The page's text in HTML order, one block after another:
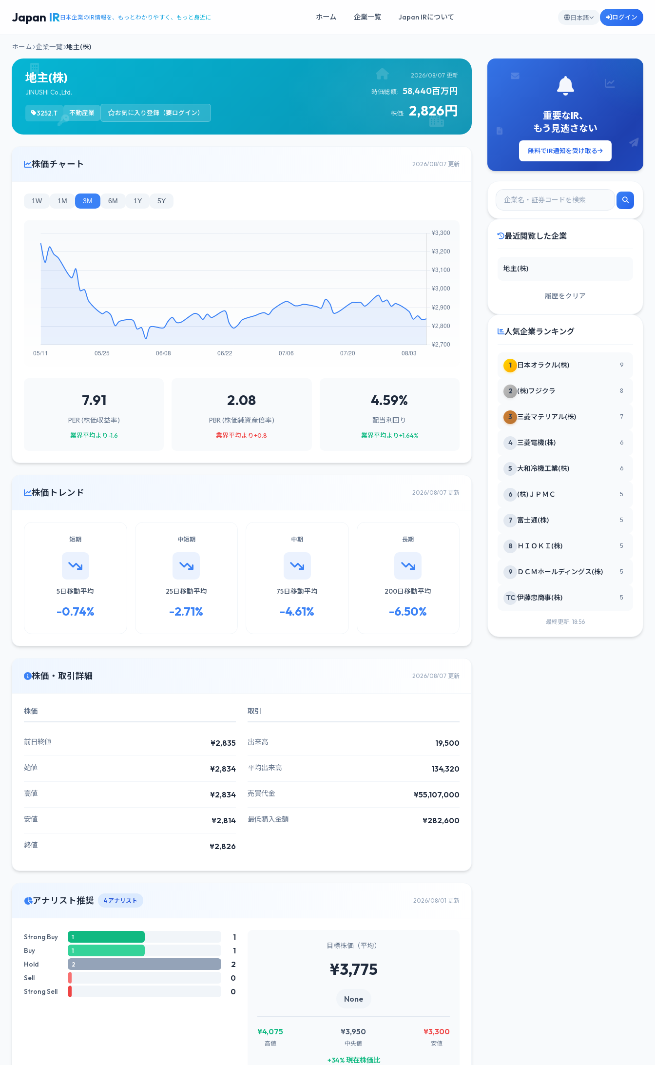
Japan IR日本企業のIR情報を、もっとわかりやすく、もっと身近に ホーム 企業一覧 Japan IRについて 日本語 ログイン
ホーム 企業一覧 地主(株)
地主(株)
JINUSHI Co.,Ltd.
3252.T 不動産業 お気に入り登録（要ログイン）
2026/08/07 更新
時価総額: 58,440百万円
株価: 2,826円
株価チャート 2026/08/07 更新
1W 1M 3M 6M 1Y 5Y
7.91
PER (株価収益率)
業界平均より-1.6
2.08
PBR (株価純資産倍率)
業界平均より+0.8
4.59%
配当利回り
業界平均より+1.64%
株価トレンド 2026/08/07 更新
短期
5日移動平均
-0.74%
中短期
25日移動平均
-2.71%
中期
75日移動平均
-4.61%
長期
200日移動平均
-6.50%
株価・取引詳細 2026/08/07 更新
株価
前日終値 ¥2,835
始値 ¥2,834
高値 ¥2,834
安値 ¥2,814
終値 ¥2,826
取引
出来高 19,500
平均出来高 134,320
売買代金 ¥55,107,000
最低購入金額 ¥282,600
アナリスト推奨 4 アナリスト 2026/08/01 更新
Strong Buy 1 1
Buy 1 1
Hold 2 2
Sell 0
Strong Sell 0
目標株価（平均）
¥3,775
None
¥4,075
高値
¥3,950
中央値
¥3,300
安値
+34% 現在株価比
重要なIR、
もう見逃さない
無料でIR通知を受け取る
最近閲覧した企業
地主(株)
履歴をクリア
人気企業ランキング
1 日本オラクル(株) 9
2 (株)フジクラ 8
3 三菱マテリアル(株) 7
4 三菱電機(株) 6
5 大和冷機工業(株) 6
6 (株)ＪＰＭＣ 5
7 富士通(株) 5
8 ＨＩＯＫＩ(株) 5
9 ＤＣＭホールディングス(株) 5
TC 伊藤忠商事(株) 5
最終更新: 18:56